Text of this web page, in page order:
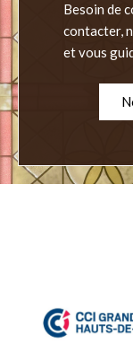
Besoin de
contacter,
et vous